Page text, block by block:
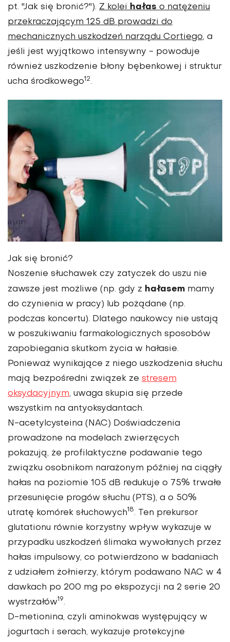
pt. "Jak się bronić?"). Z kolei hałas o natężeniu
przekraczającym 125 dB prowadzi do
mechanicznych uszkodzeń narządu Cortiego, a
jeśli jest wyjątkowo intensywny - powoduje
również uszkodzenie błony bębenkowej i struktur
ucha środkowego12.
Jak się bronić?
Noszenie słuchawek czy zatyczek do uszu nie
zawsze jest możliwe (np. gdy z hałasem mamy
do czynienia w pracy) lub pożądane (np.
podczas koncertu). Dlatego naukowcy nie ustają
w poszukiwaniu farmakologicznych sposobów
zapobiegania skutkom życia w hałasie.
Ponieważ wynikające z niego uszkodzenia słuchu
mają bezpośredni związek ze stresem
oksydacyjnym, uwaga skupia się przede
wszystkim na antyoksydantach.
N-acetylcysteina (NAC) Doświadczenia
prowadzone na modelach zwierzęcych
pokazują, że profilaktyczne podawanie tego
związku osobnikom narażonym później na ciągły
hałas na poziomie 105 dB redukuje o 75% trwałe
przesunięcie progów słuchu (PTS), a o 50%
utratę komórek słuchowych18. Ten prekursor
glutationu równie korzystny wpływ wykazuje w
przypadku uszkodzeń ślimaka wywołanych przez
hałas impulsowy, co potwierdzono w badaniach
z udziałem żołnierzy, którym podawano NAC w 4
dawkach po 200 mg po ekspozycji na 2 serie 20
wystrzałów19.
D-metionina, czyli aminokwas występujący w
jogurtach i serach, wykazuje protekcyjne